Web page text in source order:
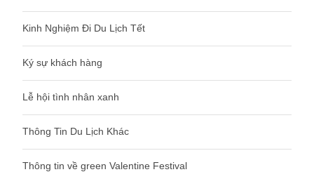
Kinh Nghiệm Đi Du Lịch Tết
Ký sự khách hàng
Lễ hội tình nhân xanh
Thông Tin Du Lịch Khác
Thông tin về green Valentine Festival